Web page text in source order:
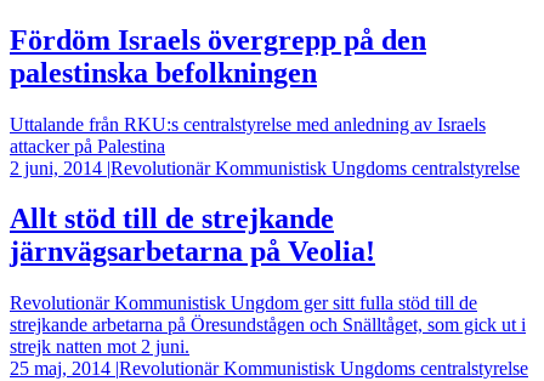
Fördöm Israels övergrepp på den
palestinska befolkningen
Uttalande från RKU:s centralstyrelse med anledning av Israels
attacker på Palestina
2 juni, 2014 |Revolutionär Kommunistisk Ungdoms centralstyrelse
Allt stöd till de strejkande
järnvägsarbetarna på Veolia!
Revolutionär Kommunistisk Ungdom ger sitt fulla stöd till de
strejkande arbetarna på Öresundstågen och Snälltåget, som gick ut i
strejk natten mot 2 juni.
25 maj, 2014 |Revolutionär Kommunistisk Ungdoms centralstyrelse